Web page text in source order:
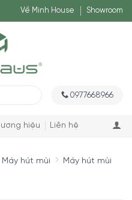
Về Minh House Showroom
0977668966
hiệu Liên hệ
Máy hút mùi
Máy hút mùi